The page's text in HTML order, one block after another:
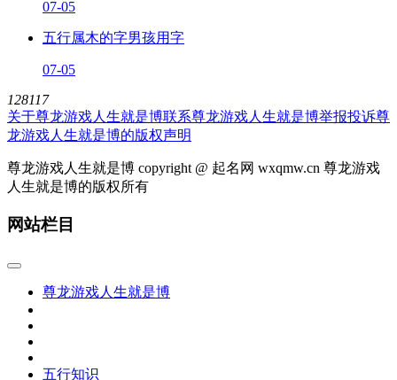
07-05
五行属木的字男孩用字
07-05
128117
关于尊龙游戏人生就是博联系尊龙游戏人生就是博举报投诉尊
龙游戏人生就是博的版权声明
尊龙游戏人生就是博 copyright @ 起名网 wxqmw.cn 尊龙游戏
人生就是博的版权所有
网站栏目
尊龙游戏人生就是博
五行知识